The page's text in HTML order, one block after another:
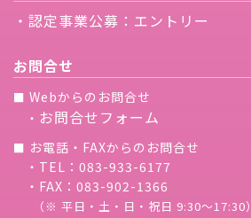
・認定事業公募：エントリー
お問合せ
■ Webからのお問合せ
・ お問合せフォーム
■ お電話・FAXからのお問合せ
・TEL：083-933-6177
・FAX：083-902-1366
（※ 平日・土・日・祝日 9:30〜17:30）